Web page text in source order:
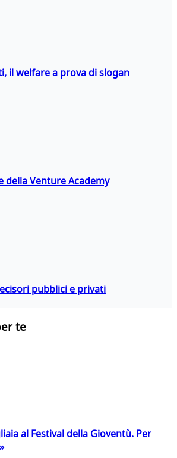
il welfare a prova di slogan
della Venture Academy
pubblici e privati
te
al Festival della Gioventù. Per